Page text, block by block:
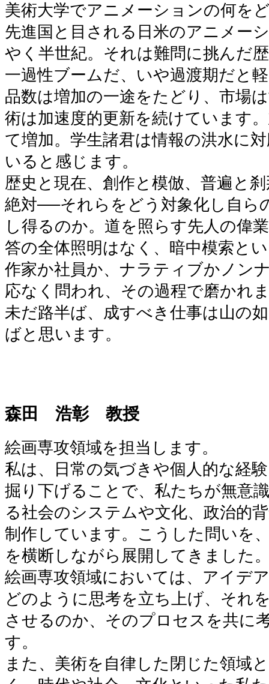
美術大学でアニメーションの何を
先進国と目される日米のアニメー
やく半世紀。それは難問に挑んだ
一過性ブームだ、いや過渡期だと
品数は増加の一途をたどり、市場
術は加速度的更新を続けています
て増加。学生諸君は情報の洪水に
いると感じます。
歴史と現在、創作と模倣、普遍と
絶対──それらをどう対象化し自ら
し得るのか。道を照らす先人の偉
答の全体照明はなく、暗中模索と
作家か社員か、ナラティブかノン
応なく問われ、その過程で磨かれ
未だ路半ば、成すべき仕事は山の
ばと思います。
森田 浩彰 教授
絵画専攻領域を担当します。
私は、日常の気づきや個人的な経
掘り下げることで、私たちが無意
る社会のシステムや文化、政治的
制作しています。こうした問いを
を横断しながら展開してきました
絵画専攻領域においては、アイデ
どのように思考を立ち上げ、それ
させるのか、そのプロセスを共に
す。
また、美術を自律した閉じた領域